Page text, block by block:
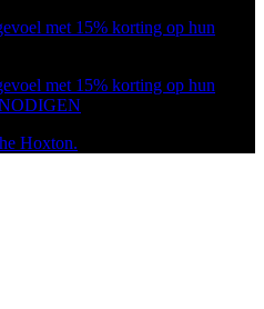
met 15% korting op hun
met 15% korting op hun
Hoxton.